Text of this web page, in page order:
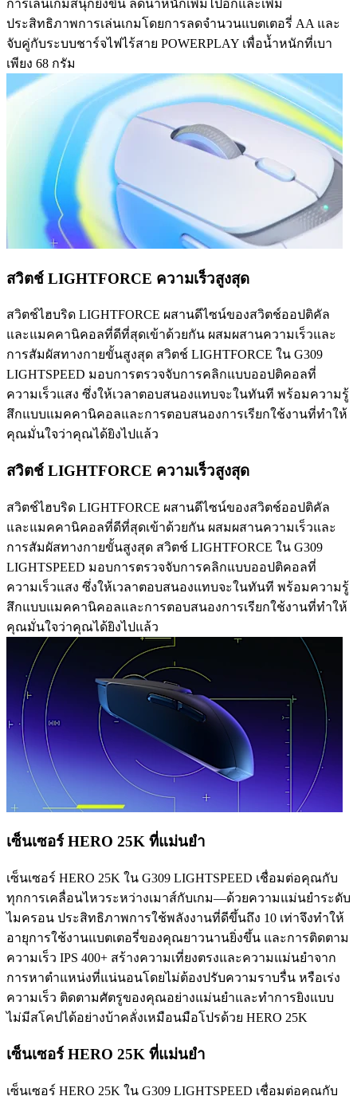
การเล่นเกมสนุกยิ่งขึ้น ลดน้ำหนักเพิ่มไปอีกและเพิ่ม
ประสิทธิภาพการเล่นเกมโดยการลดจำนวนแบตเตอรี่ AA และ
จับคู่กับระบบชาร์จไฟไร้สาย POWERPLAY เพื่อน้ำหนักที่เบา
เพียง 68 กรัม
สวิตช์ LIGHTFORCE ความเร็วสูงสุด
สวิตช์ไฮบริด LIGHTFORCE ผสานดีไซน์ของสวิตช์ออปติคัล
และแมคคานิคอลที่ดีที่สุดเข้าด้วยกัน ผสมผสานความเร็วและ
การสัมผัสทางกายขั้นสูงสุด สวิตช์ LIGHTFORCE ใน G309
LIGHTSPEED มอบการตรวจจับการคลิกแบบออปติคอลที่
ความเร็วแสง ซึ่งให้เวลาตอบสนองแทบจะในทันที พร้อมความรู้
สึกแบบแมคคานิคอลและการตอบสนองการเรียกใช้งานที่ทำให้
คุณมั่นใจว่าคุณได้ยิงไปแล้ว
สวิตช์ LIGHTFORCE ความเร็วสูงสุด
สวิตช์ไฮบริด LIGHTFORCE ผสานดีไซน์ของสวิตช์ออปติคัล
และแมคคานิคอลที่ดีที่สุดเข้าด้วยกัน ผสมผสานความเร็วและ
การสัมผัสทางกายขั้นสูงสุด สวิตช์ LIGHTFORCE ใน G309
LIGHTSPEED มอบการตรวจจับการคลิกแบบออปติคอลที่
ความเร็วแสง ซึ่งให้เวลาตอบสนองแทบจะในทันที พร้อมความรู้
สึกแบบแมคคานิคอลและการตอบสนองการเรียกใช้งานที่ทำให้
คุณมั่นใจว่าคุณได้ยิงไปแล้ว
เซ็นเซอร์ HERO 25K ที่แม่นยำ
เซ็นเซอร์ HERO 25K ใน G309 LIGHTSPEED เชื่อมต่อคุณกับ
ทุกการเคลื่อนไหวระหว่างเมาส์กับเกม—ด้วยความแม่นยําระดับ
ไมครอน ประสิทธิภาพการใช้พลังงานที่ดีขึ้นถึง 10 เท่าจึงทําให้
อายุการใช้งานแบตเตอรี่ของคุณยาวนานยิ่งขึ้น และการติดตาม
ความเร็ว IPS 400+ สร้างความเที่ยงตรงและความแม่นยําจาก
การหาตำแหน่งที่แน่นอนโดยไม่ต้องปรับความราบรื่น หรือเร่ง
ความเร็ว ติดตามศัตรูของคุณอย่างแม่นยำและทำการยิงแบบ
ไม่มีสโคปได้อย่างบ้าคลั่งเหมือนมือโปรด้วย HERO 25K
เซ็นเซอร์ HERO 25K ที่แม่นยำ
เซ็นเซอร์ HERO 25K ใน G309 LIGHTSPEED เชื่อมต่อคุณกับ